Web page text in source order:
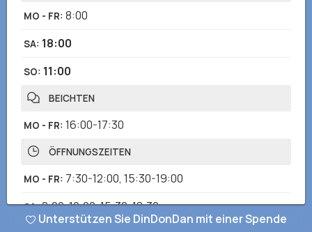
MO - FR: 8:00
SA: 18:00
SO: 11:00
BEICHTEN
MO - FR: 16:00-17:30
ÖFFNUNGSZEITEN
MO - FR: 7:30-12:00, 15:30-19:00
SA:8:00-12:00,15:30-18:30
Unterstützen Sie DinDonDan mit einer Spende